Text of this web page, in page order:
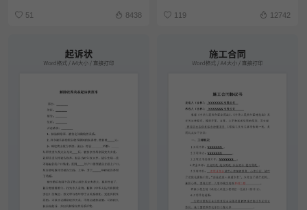
51 8438 119 12742